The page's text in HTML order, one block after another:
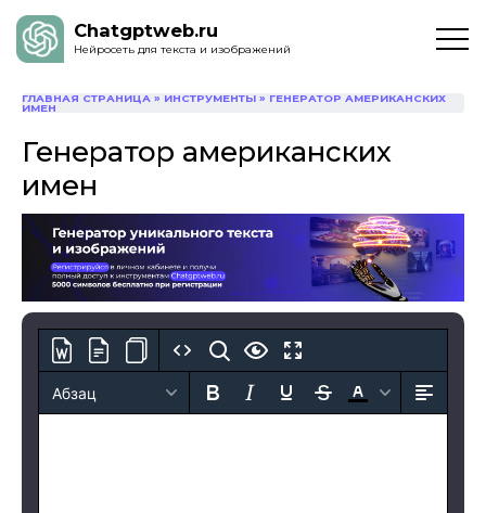
Chatgptweb.ru
Нейросеть для текста и изображений
ГЛАВНАЯ СТРАНИЦА » ИНСТРУМЕНТЫ » ГЕНЕРАТОР АМЕРИКАНСКИХ
ИМЕН
Генератор американских
имен
Абзац